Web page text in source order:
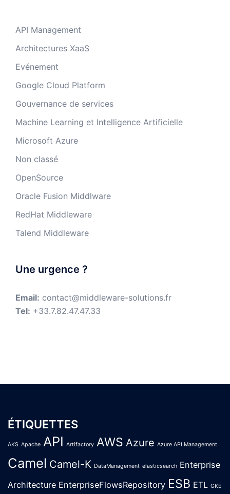
API Management
Architectures XaaS
Evénement
Google Cloud Platform
Gouvernance de services
Machine Learning et Intelligence Artificielle
Microsoft Azure
Non classé
OpenSource
Oracle Fusion Middlware
RedHat Middleware
Talend Middleware
Une urgence ?
Email: contact@middleware-solutions.fr
Tel: +33.7.82.47.47.33
ÉTIQUETTES
AKS Apache API Artifactory AWS Azure Azure API Management
Camel Camel-K DataManagement elasticsearch Enterprise
Architecture EnterpriseFlowsRepository ESB ETL GKE